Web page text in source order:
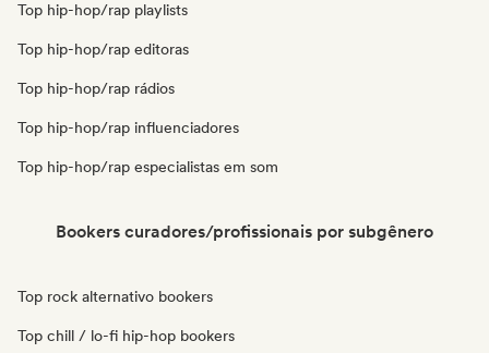
Top hip-hop/rap playlists
Top hip-hop/rap editoras
Top hip-hop/rap rádios
Top hip-hop/rap influenciadores
Top hip-hop/rap especialistas em som
Bookers curadores/profissionais por subgênero
Top rock alternativo bookers
Top chill / lo-fi hip-hop bookers